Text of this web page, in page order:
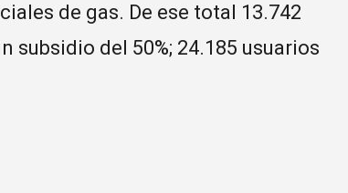
de gas. De ese total 13.742
subsidio del 50%; 24.185 usuarios